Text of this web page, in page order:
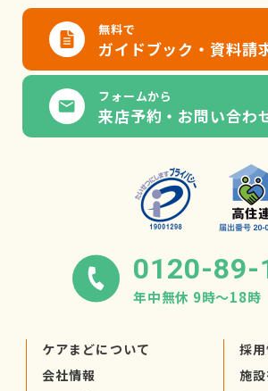
無料で
ガイドブック・資料請
フォームから
来店予約・お問い合わ
0120-89-
年中無休 9時〜18時
ケアまどについて
会社情報
採
施